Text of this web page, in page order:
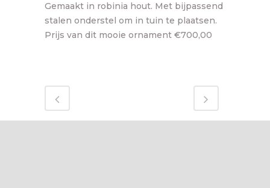
Gemaakt in robinia hout. Met bijpassend
stalen onderstel om in tuin te plaatsen.
Prijs van dit mooie ornament €700,00